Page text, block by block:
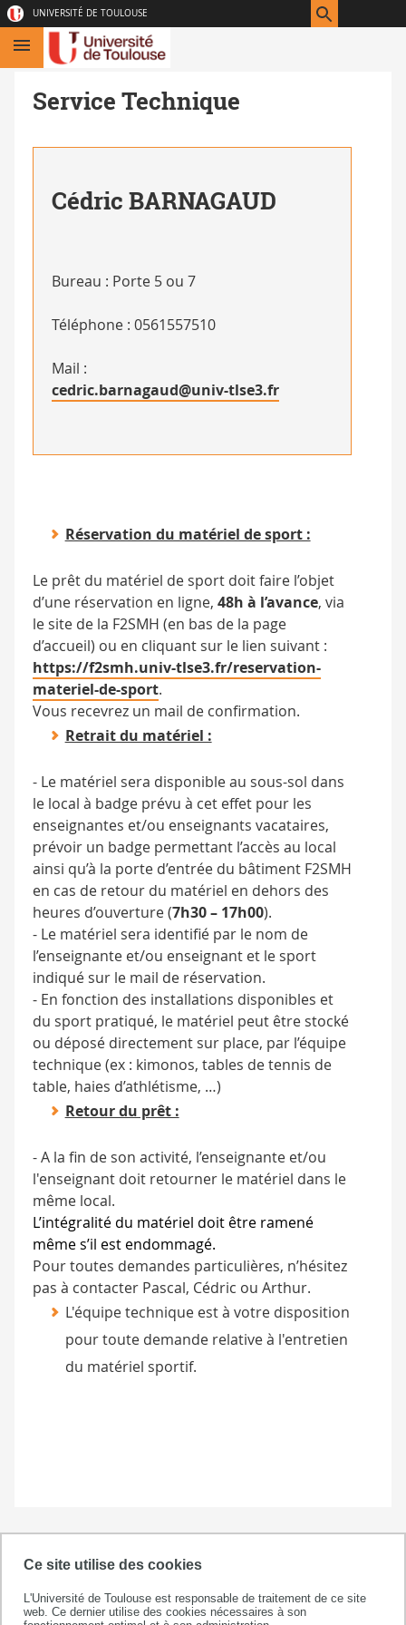
Ce site utilise des cookies
L'Université de Toulouse est responsable de traitement de ce site
web. Ce dernier utilise des cookies nécessaires à son
au
directs
UNIVERSITÉ DE TOULOUSE
Service Technique
Cédric BARNAGAUD
Bureau : Porte 5 ou 7
Téléphone : 0561557510
Mail :
cedric.barnagaud@univ-tlse3.fr
Réservation du matériel de sport :
Le prêt du matériel de sport doit faire l’objet
d’une réservation en ligne, 48h à l’avance, via
le site de la F2SMH (en bas de la page
d’accueil) ou en cliquant sur le lien suivant :
https://f2smh.univ-tlse3.fr/reservation-
materiel-de-sport.
Vous recevrez un mail de confirmation.
Retrait du matériel :
- Le matériel sera disponible au sous-sol dans
le local à badge prévu à cet effet pour les
enseignantes et/ou enseignants vacataires,
prévoir un badge permettant l’accès au local
ainsi qu’à la porte d’entrée du bâtiment F2SMH
en cas de retour du matériel en dehors des
heures d’ouverture(7h30 – 17h00).
- Le matériel sera identifié par le nom de
l’enseignante et/ou enseignant et le sport
indiqué sur le mail de réservation.
- En fonction des installations disponibles et
du sport pratiqué, le matériel peut être stocké
ou déposé directement sur place, par l’équipe
technique (ex : kimonos, tables de tennis de
table, haies d’athlétisme, …)
Retour du prêt :
- A la fin de son activité, l’enseignante et/ou
l'enseignant doit retourner le matériel dans le
même local.
L’intégralité du matériel doit être ramené
même s’il est endommagé.
Pour toutes demandes particulières, n’hésitez
pas à contacter Pascal, Cédric ou Arthur.
L'équipe technique est à votre disposition
pour toute demande relative à l'entretien
du matériel sportif.